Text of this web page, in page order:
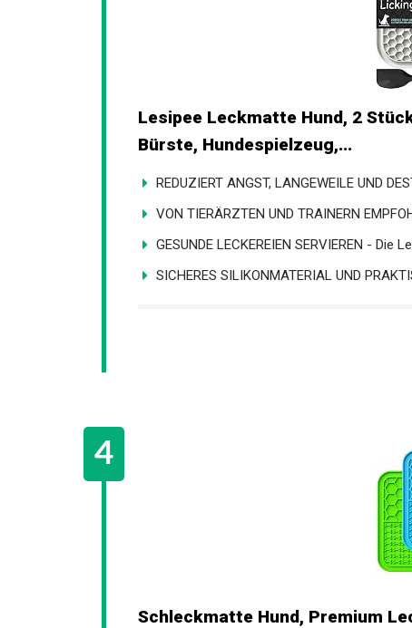
Lesipee Leckmatte Hund, 2
Bürste, Hundespielzeug,...
REDUZIERT ANGST, LANGEWEILE UND
VON TIERÄRZTEN UND TRAINERN
GESUNDE LECKEREIEN SERVIEREN - Die
SICHERES SILIKONMATERIAL UND
Schleckmatte Hund, Premium